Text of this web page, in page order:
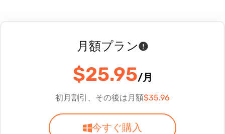
月額プラン
$25.95/月
初月割引、その後は月額$35.96
今すぐ購入